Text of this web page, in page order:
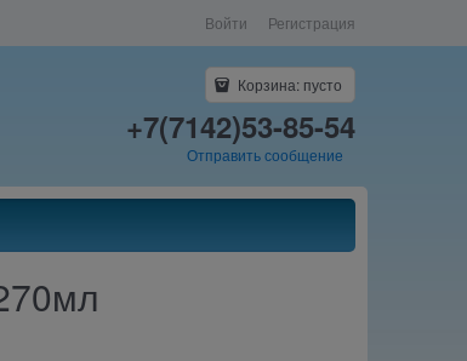
Войти Регистрация
Корзина: пусто
+7(7142)53-85-54
Отправить сообщение